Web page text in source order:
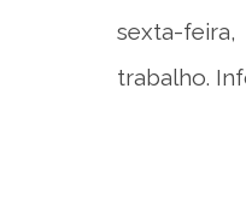
sexta-
trabalho.